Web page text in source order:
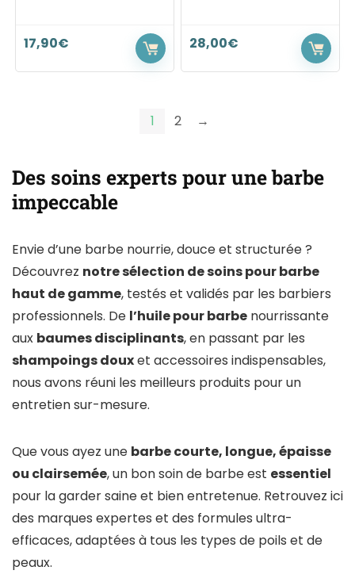
17,90€ 28,00€
1 2 →
Des soins experts pour une barbe
impeccable
Envie d’une barbe nourrie, douce et structurée ?
Découvrez notre sélection de soins pour barbe
haut de gamme, testés et validés par les barbiers
professionnels. De l’huile pour barbe nourrissante
aux baumes disciplinants, en passant par les
shampoings douxet accessoires indispensables,
nous avons réuni les meilleurs produits pour un
entretien sur-mesure.
Que vous ayez une barbe courte, longue, épaisse
ou clairsemée, un bon soin de barbe est essentiel
pour la garder saine et bien entretenue. Retrouvez ici
des marques expertes et des formules ultra-
efficaces, adaptées à tous les types de poils et de
peaux.